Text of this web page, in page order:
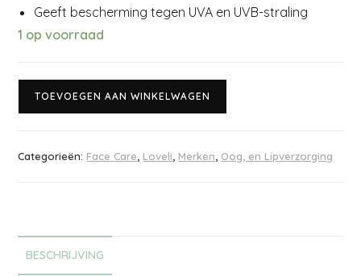
Geeft bescherming tegen UVA en UVB-straling
1 op voorraad
TOEVOEGEN AAN WINKELWAGEN
Categorieën: Face Care Loveli Merken Oog, en Lipverzorging
BESCHRIJVING